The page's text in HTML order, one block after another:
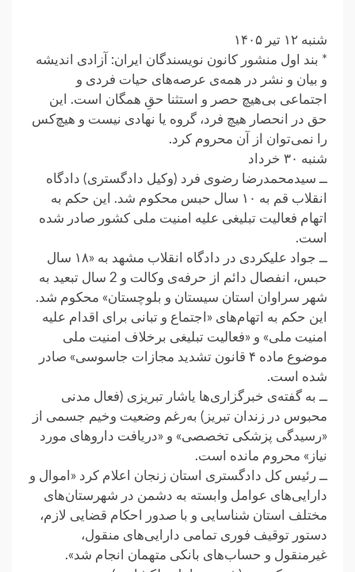
شنبه ۱۲ تیر ۱۴۰۵
* بند اول منشور کانون نویسندگان ایران: آزادی اندیشه
و بیان و نشر در همه‌ی عرصه‌های حیات فردی و
اجتماعی بی‌هیچ حصر و استثنا حقِ همگان است. این
حق در انحصار هیچ فرد، گروه یا نهادی نیست و هیچ‌کس
را نمی‌توان از آن محروم کرد.
شنبه ۳۰ خرداد
ــ سیدمحمدرضا رضوی فرد (وکیل دادگستری) دادگاه
انقلاب قم به ۱۰ سال حبس محکوم شد. این حکم به
اتهام فعالیت تبلیغی علیه امنیت ملی کشور صادر شده
است.
ــ جواد علیکردی در دادگاه انقلاب مشهد به «۱۸ سال
حبس، انفصال دائم از حرفه‌ی وکالت و 2 سال تبعید به
شهر سراوان استان سیستان و بلوچستان» محکوم شد.
این حکم به اتهام‌های «اجتماع و تبانی برای اقدام علیه
امنیت ملی» و «فعالیت تبلیغی برخلاف امنیت ملی
موضوع ماده ۴ قانون تشدید مجازات جاسوسی» صادر
شده است.
ــ به گفته‌ی خبرگزاری‌ها یاشار تبریزی (فعال مدنی
محبوس در زندان تبریز) به‌رغم وضعیت وخیم جسمی از
«رسیدگی پزشکی تخصصی» و «دریافت داروهای مورد
نیاز» محروم مانده است.
ــ رئیس کل دادگستری استان زنجان اعلام کرد «اموال و
دارایی‌های‌ عوامل وابسته به دشمن در شهرستان‌های
مختلف استان شناسایی‌ و با صدور احکام قضایی لازم،
دستور توقیف فوری تمامی دارایی‌های منقول،
غیرمنقول و حساب‌های بانکی متهمان انجام شد».